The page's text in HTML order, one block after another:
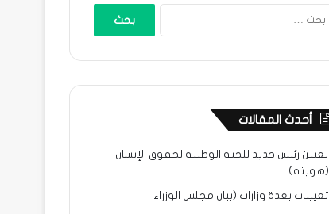
أحدث المقالات
تعيين رئيس جديد للجنة الوطنية لحقوق الإنسان
(هويته)
تعيينات بعدة وزارات (بيان مجلس الوزراء